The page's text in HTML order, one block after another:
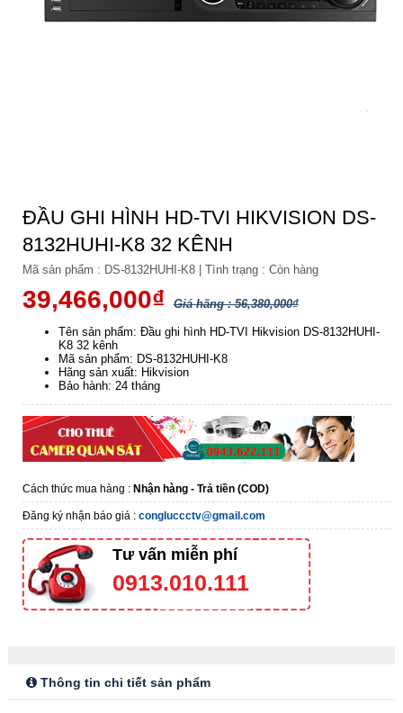
ĐẦU GHI HÌNH HD-TVI HIKVISION DS-
8132HUHI-K8 32 KÊNH
Mã sản phẩm : DS-8132HUHI-K8 | Tình trạng : Còn hàng
39,466,000₫ Giá hãng : 56,380,000₫
Tên sản phẩm: Đầu ghi hình HD-TVI Hikvision DS-8132HUHI-
K8 32 kênh
Mã sản phẩm: DS-8132HUHI-K8
Hãng sản xuất: Hikvision
Bảo hành: 24 tháng
Cách thức mua hàng : Nhận hàng - Trả tiền (COD)
Đăng ký nhận báo giá : congluccctv@gmail.com
Tư vấn miễn phí
0913.010.111
Thông tin chi tiết sản phẩm